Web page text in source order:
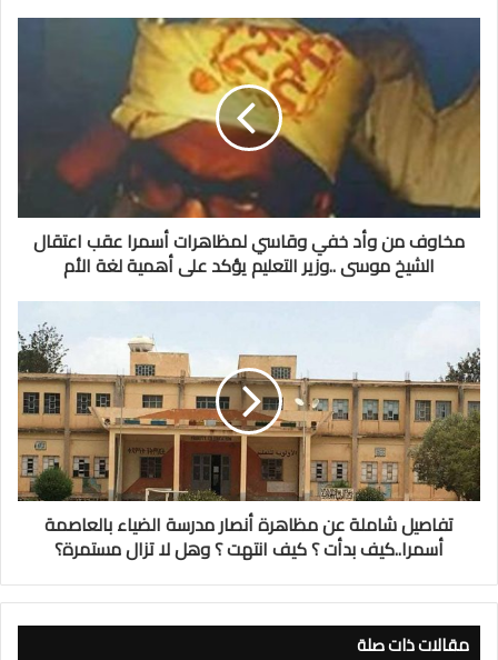
مخاوف من وأد خفي وقاسي لمظاهرات أسمرا عقب اعتقال
الشيخ موسى ..وزير التعليم يؤكد على أهمية لغة الأم
تفاصيل شاملة عن مظاهرة أنصار مدرسة الضياء بالعاصمة
أسمرا..كيف بدأت ؟ كيف انتهت ؟ وهل لا تزال مستمرة؟
مقالات ذات صلة